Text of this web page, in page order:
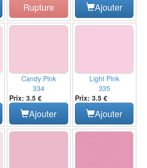
Rupture Ajouter
Candy Pink
334
Prix: 3.5 €
Ajouter
Light Pink
335
Prix: 3.5 €
Ajouter